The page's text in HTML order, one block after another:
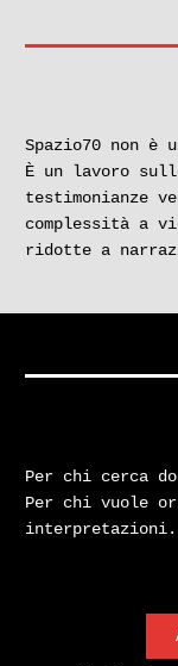
Spazio70 non
È un lavoro
testimonianze
complessità a
ridotte a
Per chi cerca
Per chi vuole
interpretazioni.